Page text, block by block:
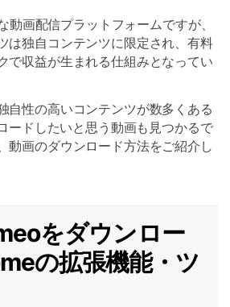
動画配信プラットフォームですが、
は独自コンテンツに限定され、有料
で収益が生まれる仕組みとなってい
自性の高いコンテンツが数多くある
ードしたいと思う動画も見つかるで
動画のダウンロード方法をご紹介し
をダウンロー
の拡張機能・ツ